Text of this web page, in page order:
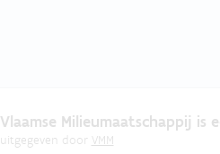
Vlaamse Milieumaatschappij is
uitgegeven door VMM